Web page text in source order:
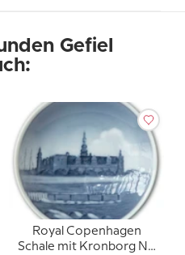
Gefiel
Royal Copenhagen
Schale mit Kronborg Nr.